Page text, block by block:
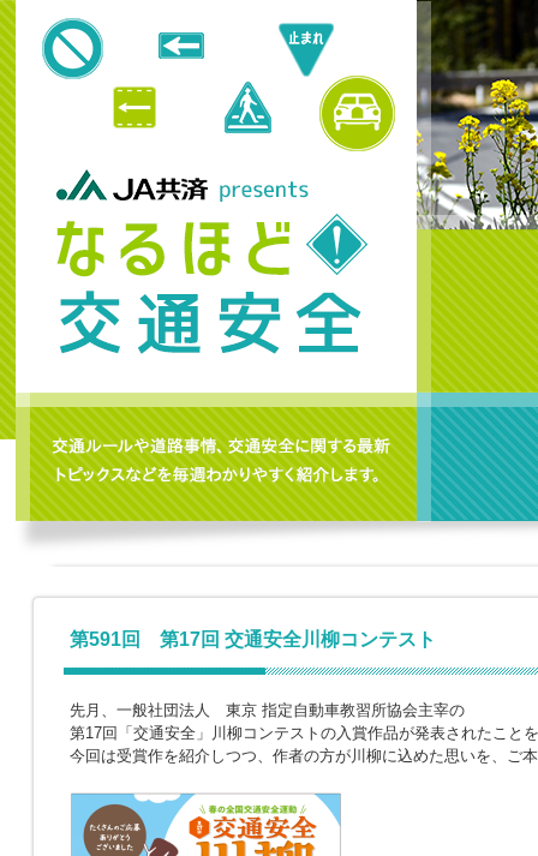
第591回 第17回 交通安全川柳コンテスト
先月、一般社団法人 東京 指定自動車教習所協会主宰の
第17回「交通安全」川柳コンテストの入賞作品が発表されたこと
今回は受賞作を紹介しつつ、作者の方が川柳に込めた思いを、ご